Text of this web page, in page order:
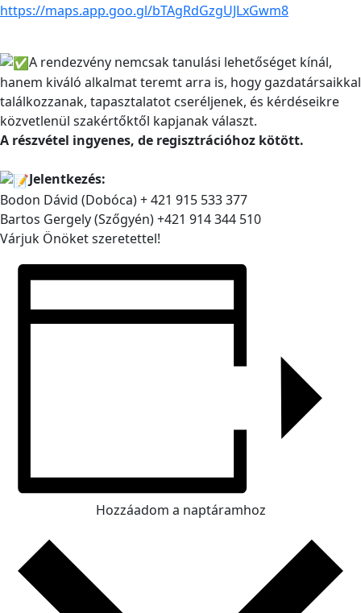
https://maps.app.goo.gl/bTAgRdGzgUJLxGwm8
A rendezvény nemcsak tanulási lehetőséget kínál,
hanem kiváló alkalmat teremt arra is, hogy gazdatársaikkal
találkozzanak, tapasztalatot cseréljenek, és kérdéseikre
közvetlenül szakértőktől kapjanak választ.
A részvétel ingyenes, de regisztrációhoz kötött.
Jelentkezés:
Bodon Dávid (Dobóca) + 421 915 533 377
Bartos Gergely (Szőgyén) +421 914 344 510
Várjuk Önöket szeretettel!
Hozzáadom a naptáramhoz